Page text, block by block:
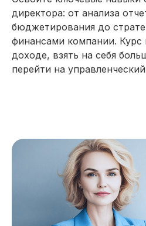
директора: от анализа
бюджетирования до
финансами компании. Курс
доходе, взять на себя
перейти на